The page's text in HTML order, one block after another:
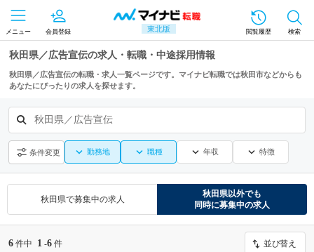
東北版
メニュー 会員登録 閲覧履歴 検索
秋田県／広告宣伝の求人・転職・中途採用情報
秋田県／広告宣伝の転職・求人一覧ページです。マイナビ転職では秋田市などからも
あなたにぴったりの求人を探せます。
秋田県／広告宣伝
条件変更 勤務地 職種 年収 特徴
秋田県で募集中の求人
秋田県以外でも
同時に募集中の求人
6 件中 1 -6 件 並び替え